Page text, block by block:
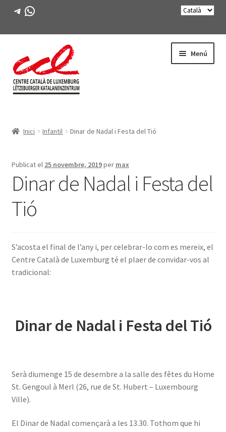
Telegram
WhatsApp
navegació
al
contingut
Menú
ACTIVITATS
CURSOS
FES-TE SOCI
LLIBRE
INICIA SESSIÓ
Inici Infantil Dinar de Nadal i Festa del Tió
Publicat el 25 novembre, 2019per max
Dinar de Nadal i Festa del
Tió
S’acosta el final de l’any i, per celebrar-lo com es mereix, el
Centre Català de Luxemburg té el plaer de convidar-vos al
tradicional:
Dinar de Nadal i Festa del Tió
Serà diumenge 15 de desembre a la salle des fêtes du Home
St. Gengoul à Merl (26, rue de St. Hubert – Luxembourg
Ville).
El Dinar de Nadal començarà a les 13.30. Tothom que hi